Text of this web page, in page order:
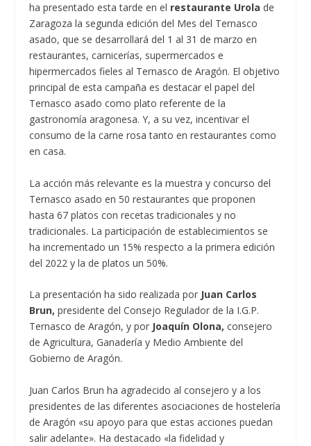
ha presentado esta tarde en el restaurante Urola de
Zaragoza la segunda edición del Mes del Ternasco
asado, que se desarrollará del 1 al 31 de marzo en
restaurantes, carnicerías, supermercados e
hipermercados fieles al Ternasco de Aragón. El objetivo
principal de esta campaña es destacar el papel del
Ternasco asado como plato referente de la
gastronomía aragonesa. Y, a su vez, incentivar el
consumo de la carne rosa tanto en restaurantes como
en casa.
La acción más relevante es la muestra y concurso del
Ternasco asado en 50 restaurantes que proponen
hasta 67 platos con recetas tradicionales y no
tradicionales. La participación de establecimientos se
ha incrementado un 15% respecto a la primera edición
del 2022 y la de platos un 50%.
La presentación ha sido realizada por Juan Carlos
Brun, presidente del Consejo Regulador de la I.G.P.
Ternasco de Aragón, y por Joaquín Olona, consejero
de Agricultura, Ganadería y Medio Ambiente del
Gobierno de Aragón.
Juan Carlos Brun ha agradecido al consejero y a los
presidentes de las diferentes asociaciones de hostelería
de Aragón «su apoyo para que estas acciones puedan
salir adelante». Ha destacado «la fidelidad y